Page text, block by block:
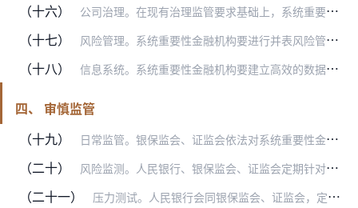
（十六）
公司治理。在现有治理监管要求基础上，系统重要性金融机构要进一步建立风险覆盖全面、管理透明有效的治理架构，进一步明确董事会、监事会和高管层的职责权限，并在董事会下…
（十七） 风险管理。系统重要性金融机构要进行并表风险管理，对整体治理、资本、风险和财务等进行全面和持续管控，不断优化风险偏好，建立全面风险管理架构，每年制定或更新风险管理…
（十八） 信息系统。系统重要性金融机构要建立高效的数据收集和信息系统，实现对整体风险状况的有效监控，不断优化相关信息报送机制，强化信息披露。
四、 审慎监管
（十九）
日常监管。银保监会、证监会依法对系统重要性金融机构实施日常监管，包括对机构及其业务范围实行市场准入管理，审查机构高级管理人员任职资格或者任职条件，对机构实施现场…
（二十） 风险监测。人民银行、银保监会、证监会定期针对机构整体经营情况或个别业务开展风险评估，要求机构遵守更高的信息披露标准，以及采取其他有助于监测分析机构风险状况的措施…
（二十一） 压力测试。人民银行会同银保监会、证监会，定期对系统重要性金融机构开展压力测试，根据压力测试结果视情对系统重要性金融机构提出额外的监管要求或采取相应监管措施。